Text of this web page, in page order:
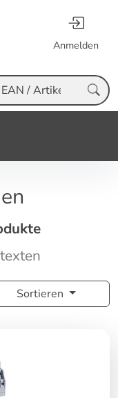
Anmelden
Sortieren